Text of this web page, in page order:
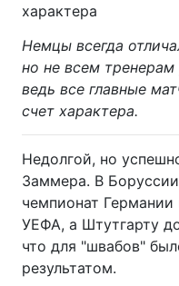
характера
Немцы всегда
но не всем тренерам
ведь все главные
счет характера.
Недолгой, но
Заммера. В
чемпионат
УЕФА, а Штутгарту
что для "швабов"
результатом.